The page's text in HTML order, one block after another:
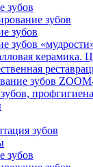
зубов
зубов
зубов
зубов
керамика.
зубов
профгигиена
зубов
зубов